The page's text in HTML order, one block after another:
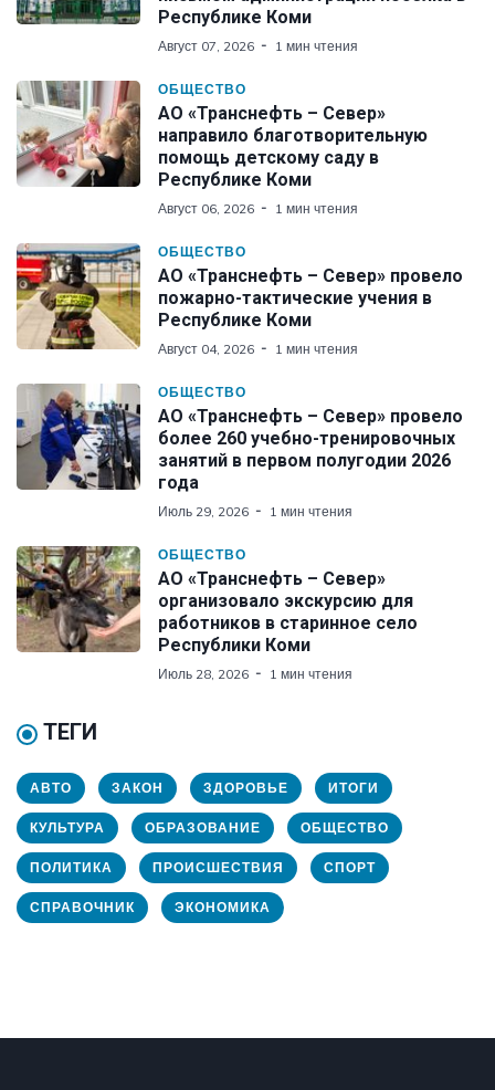
Республике Коми
Август 07, 2026 1 мин чтения
ОБЩЕСТВО
АО «Транснефть – Север»
направило благотворительную
помощь детскому саду в
Республике Коми
Август 06, 2026 1 мин чтения
ОБЩЕСТВО
АО «Транснефть – Север» провело
пожарно-тактические учения в
Республике Коми
Август 04, 2026 1 мин чтения
ОБЩЕСТВО
АО «Транснефть – Север» провело
более 260 учебно-тренировочных
занятий в первом полугодии 2026
года
Июль 29, 2026 1 мин чтения
ОБЩЕСТВО
АО «Транснефть – Север»
организовало экскурсию для
работников в старинное село
Республики Коми
Июль 28, 2026 1 мин чтения
ТЕГИ
АВТО ЗАКОН ЗДОРОВЬЕ ИТОГИ
КУЛЬТУРА ОБРАЗОВАНИЕ ОБЩЕСТВО
ПОЛИТИКА ПРОИСШЕСТВИЯ СПОРТ
СПРАВОЧНИК ЭКОНОМИКА